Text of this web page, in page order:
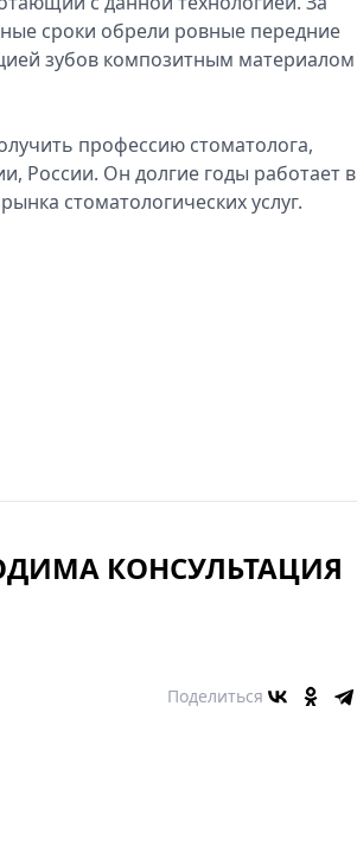
сроки обрели ровные передние
зубов композитным материалом
профессию стоматолога,
России. Он долгие годы работает в
стоматологических услуг.
КОНСУЛЬТАЦИЯ
Поделиться